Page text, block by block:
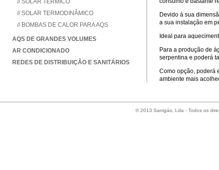
// SOLAR TÉRMICO
// SOLAR TERMODINÂMICO
// BOMBAS DE CALOR PARA AQS
AQS DE GRANDES VOLUMES
AR CONDICIONADO
REDES DE DISTRIBUIÇÃO E SANITÁRIOS
Devido á sua
a sua instalação em
Ideal para
Para a produção de
serpentina e poderá
Como opção, poderá
ambiente mais
© 2013 Sanigás, Lda - Todos os